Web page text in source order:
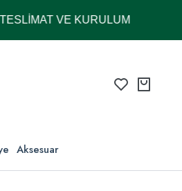
VE KURULUM
Aksesuar